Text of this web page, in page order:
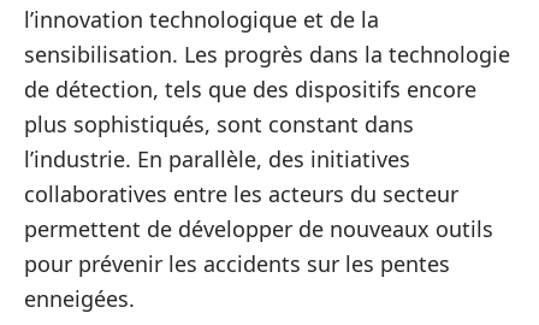
l’innovation technologique et de la
sensibilisation. Les progrès dans la technologie
de détection, tels que des dispositifs encore
plus sophistiqués, sont constant dans
l’industrie. En parallèle, des initiatives
collaboratives entre les acteurs du secteur
permettent de développer de nouveaux outils
pour prévenir les accidents sur les pentes
enneigées.